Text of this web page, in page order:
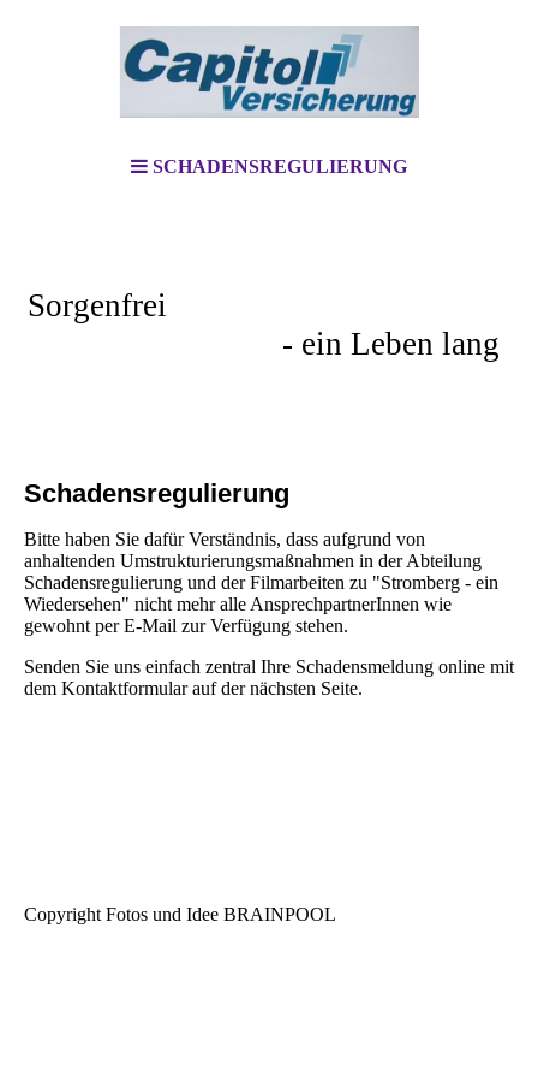
SCHADENSREGULIERUNG
Sorgenfrei
- ein Leben lang
Schadensregulierung
Bitte haben Sie dafür Verständnis, dass aufgrund von
anhaltenden Umstrukturierungsmaßnahmen in der Abteilung
Schadensregulierung und der Filmarbeiten zu "Stromberg - ein
Wiedersehen" nicht mehr alle AnsprechpartnerInnen wie
gewohnt per E-Mail zur Verfügung stehen.
Senden Sie uns einfach zentral Ihre Schadensmeldung online mit
dem Kontaktformular auf der nächsten Seite.
Copyright Fotos und Idee BRAINPOOL